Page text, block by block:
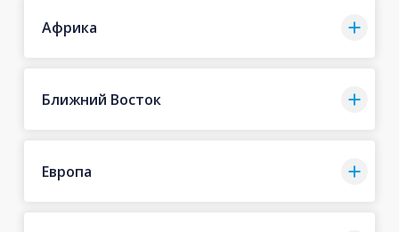
Африка
Ближний Восток
Европа